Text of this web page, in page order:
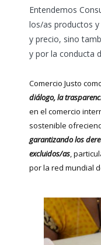
Entendemos
los/as productos
y precio, sino
y por la conducta
Comercio Justo
diálogo, la
en el comercio
sostenible
garantizando los
excluidos/as,
por la red mundial